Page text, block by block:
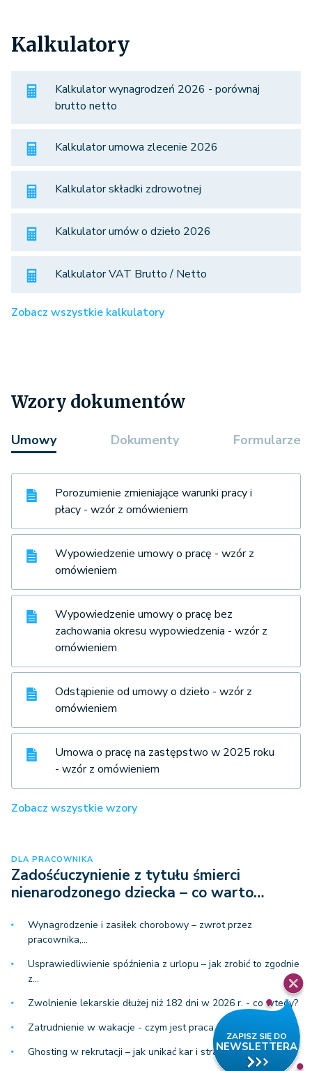
Kalkulatory
Kalkulator wynagrodzeń 2026 - porównaj
brutto netto
Kalkulator umowa zlecenie 2026
Kalkulator składki zdrowotnej
Kalkulator umów o dzieło 2026
Kalkulator VAT Brutto / Netto
Zobacz wszystkie kalkulatory
Wzory dokumentów
Umowy Dokumenty Formularze
Porozumienie zmieniające warunki pracy i
płacy - wzór z omówieniem
Wypowiedzenie umowy o pracę - wzór z
omówieniem
Wypowiedzenie umowy o pracę bez
zachowania okresu wypowiedzenia - wzór z
omówieniem
Odstąpienie od umowy o dzieło - wzór z
omówieniem
Umowa o pracę na zastępstwo w 2025 roku
- wzór z omówieniem
Zobacz wszystkie wzory
DLA PRACOWNIKA
Zadośćuczynienie z tytułu śmierci
nienarodzonego dziecka – co warto…
Wynagrodzenie i zasiłek chorobowy – zwrot przez
pracownika,…
Usprawiedliwienie spóźnienia z urlopu – jak zrobić to zgodnie
z…
Zwolnienie lekarskie dłużej niż 182 dni w 2026 r. - co wtedy?
Zatrudnienie w wakacje - czym jest praca tymczasowa?
Ghosting w rekrutacji – jak unikać kar i strat wizerunkowych?